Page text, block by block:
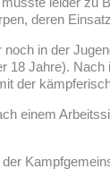
deren
in der
18 Jahre).
der
einem